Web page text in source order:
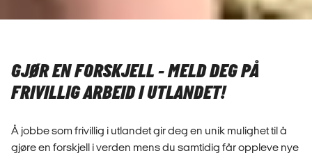
GJØR EN FORSKJELL - MELD DEG PÅ
FRIVILLIG ARBEID I UTLANDET!
Å jobbe som frivillig i utlandet gir deg en unik mulighet til å
gjøre en forskjell i verden mens du samtidig får oppleve nye